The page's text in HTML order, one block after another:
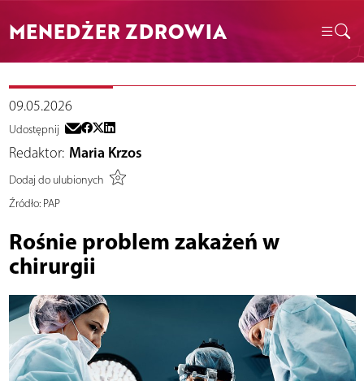
MENEDŻER ZDROWIA
09.05.2026
Udostępnij
Redaktor: Maria Krzos
Dodaj do ulubionych
Źródło:PAP
Rośnie problem zakażeń w
chirurgii